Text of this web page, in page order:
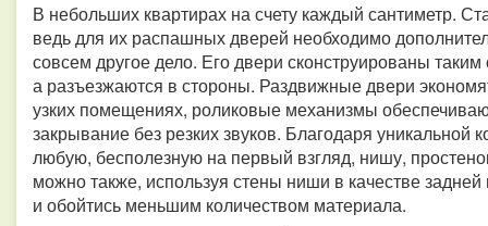
В небольших квартирах на счету каждый сантиметр.
ведь для их распашных дверей необходимо
совсем другое дело. Его двери сконструированы
а разъезжаются в стороны. Раздвижные двери
узких помещениях, роликовые механизмы
закрывание без резких звуков. Благодаря
любую, бесполезную на первый взгляд, нишу,
можно также, используя стены ниши в качестве
и обойтись меньшим количеством материала.